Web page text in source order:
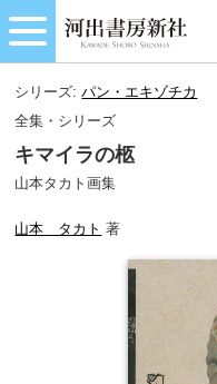
シリーズ:パン・エキゾチカ
全集・シリーズ
キマイラの柩
山本タカト画集
山本 タカト 著